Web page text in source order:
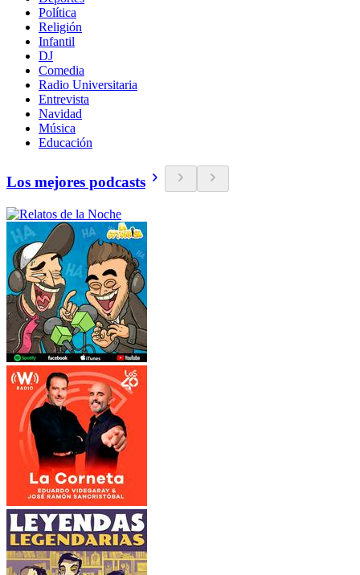
Política
Religión
Infantil
DJ
Comedia
Radio Universitaria
Entrevista
Navidad
Música
Educación
Los mejores podcasts